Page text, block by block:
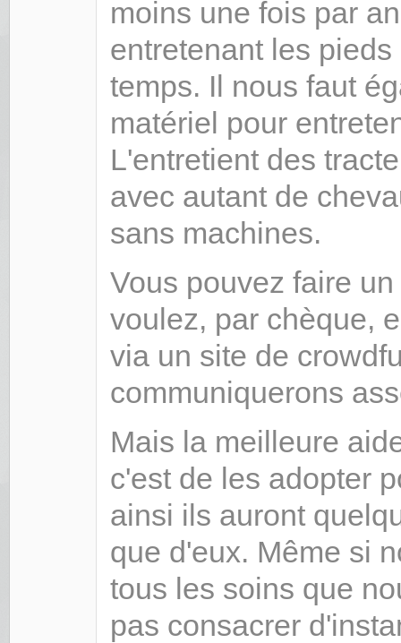
moins une fois par
entretenant les
temps. Il nous faut
matériel pour
L'entretient des
avec autant de
sans machines.
Vous pouvez faire
voulez, par chèque,
via un site de
communiquerons
Mais la meilleure
c'est de les adopter
ainsi ils auront
que d'eux. Même si
tous les soins que
pas consacrer